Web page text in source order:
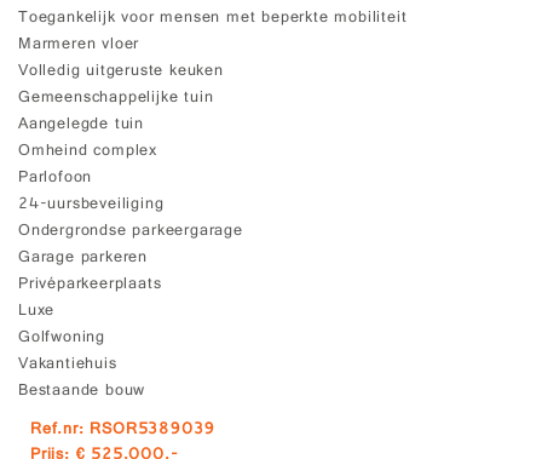
Toegankelijk voor mensen met beperkte mobiliteit
Marmeren vloer
Volledig uitgeruste keuken
Gemeenschappelijke tuin
Aangelegde tuin
Omheind complex
Parlofoon
24-uursbeveiliging
Ondergrondse parkeergarage
Garage parkeren
Privéparkeerplaats
Luxe
Golfwoning
Vakantiehuis
Bestaande bouw
Ref.nr: RSOR5389039